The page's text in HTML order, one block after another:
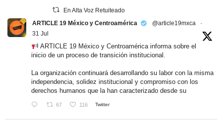
En Alta Voz Retuiteado
ARTICLE 19 México y Centroamérica
@article19mxca
·
31 Jul
ARTICLE 19 México y Centroamérica informa sobre el
inicio de un proceso de transición institucional.
La organización continuará desarrollando su labor con la misma
independencia, solidez institucional y compromiso con los
derechos humanos que la han caracterizado desde su
67 116 Twitter